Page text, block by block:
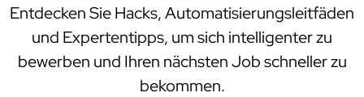
Entdecken Sie Hacks, Automatisierungsleitfäden
und Expertentipps, um sich intelligenter zu
bewerben und Ihren nächsten Job schneller zu
bekommen.